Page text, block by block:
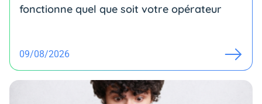
fonctionne quel que soit votre opérateur
09/08/2026